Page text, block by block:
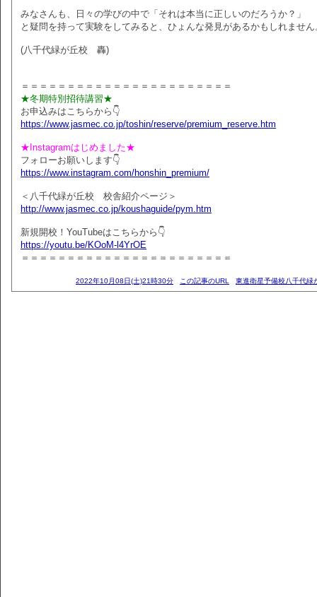
みなさんも、日々の学びの中で「それは本当に正しいのだろうか？」
と疑問を持って実験をしてみると、ひょんな発見があるかもしれません
(八千代緑が丘校 轟)
＝＝＝＝＝＝＝＝＝＝＝＝＝＝＝＝＝＝＝＝＝＝＝
★冬期特別招待講習★
お申込みはこちらから👇
https://www.jasmec.co.jp/toshin/reserve/premium_reserve.htm
★Instagramはじめました★
フォローお願いします👇
https://www.instagram.com/honshin_premium/
＜八千代緑が丘校 校舎紹介ページ＞
http://www.jasmec.co.jp/koushaguide/pym.htm
新規開校！YouTubeはこちらから👇
https://youtu.be/KOoM-l4YrOE
＝＝＝＝＝＝＝＝＝＝＝＝＝＝＝＝＝＝＝＝＝＝＝
2022年10月08日(土)21時30分 この記事のURL 東進衛星予備校八千代緑